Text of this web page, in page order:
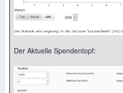
Der Aktuelle Spendentopf: